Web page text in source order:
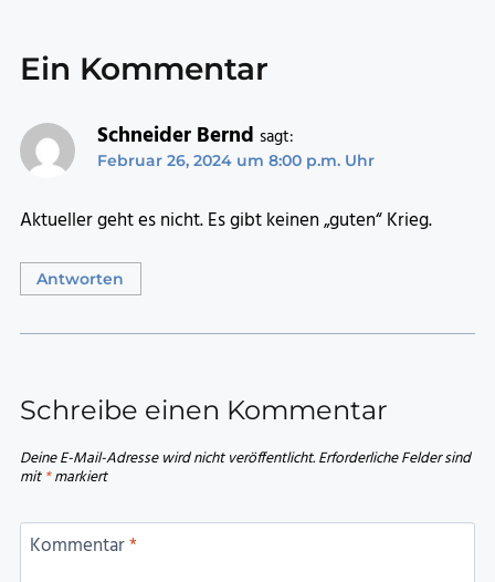
Ein Kommentar
Schneider Bernd sagt:
Februar 26, 2024 um 8:00 p.m. Uhr
Aktueller geht es nicht. Es gibt keinen „guten“ Krieg.
Antworten
Schreibe einen Kommentar
Deine E-Mail-Adresse wird nicht veröffentlicht.Erforderliche Felder sind
mit*markiert
Kommentar*